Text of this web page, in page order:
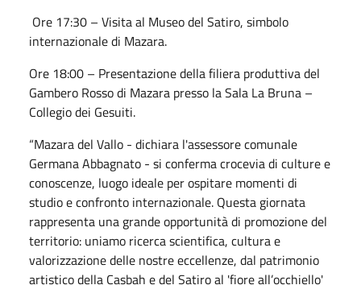
Ore 17:30 – Visita al Museo del Satiro, simbolo
internazionale di Mazara.
Ore 18:00 – Presentazione della filiera produttiva del
Gambero Rosso di Mazara presso la Sala La Bruna –
Collegio dei Gesuiti.
“Mazara del Vallo - dichiara l'assessore comunale
Germana Abbagnato - si conferma crocevia di culture e
conoscenze, luogo ideale per ospitare momenti di
studio e confronto internazionale. Questa giornata
rappresenta una grande opportunità di promozione del
territorio: uniamo ricerca scientifica, cultura e
valorizzazione delle nostre eccellenze, dal patrimonio
artistico della Casbah e del Satiro al 'fiore all’occhiello'